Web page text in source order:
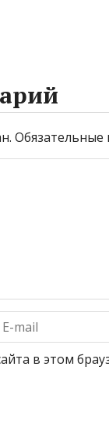
Обязательные
в этом